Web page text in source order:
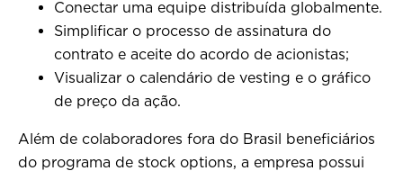
Conectar uma equipe distribuída globalmente.
Simplificar o processo de assinatura do
contrato e aceite do acordo de acionistas;
Visualizar o calendário de vesting e o gráfico
de preço da ação.
Além de colaboradores fora do Brasil beneficiários
do programa de stock options, a empresa possui